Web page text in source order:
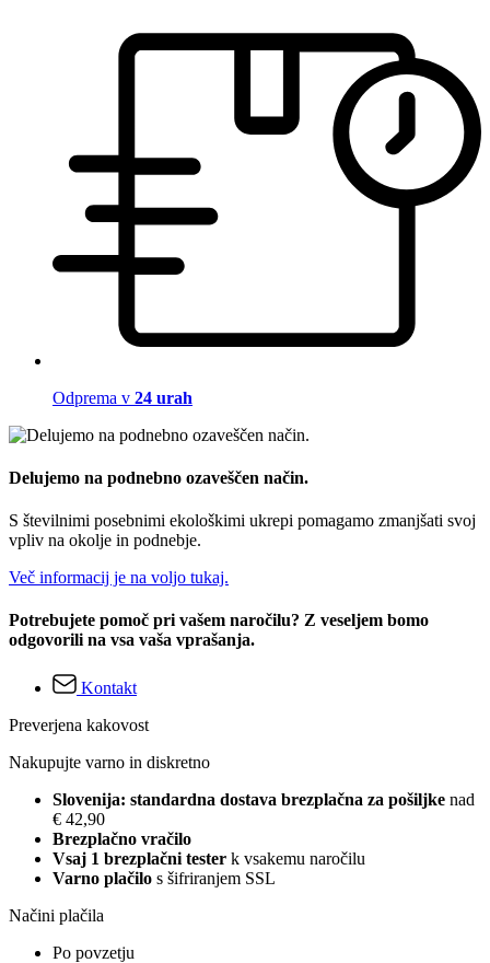
Odprema v 24 urah
Delujemo na podnebno ozaveščen način.
S številnimi posebnimi ekološkimi ukrepi pomagamo zmanjšati svoj
vpliv na okolje in podnebje.
Več informacij je na voljo tukaj.
Potrebujete pomoč pri vašem naročilu? Z veseljem bomo
odgovorili na vsa vaša vprašanja.
Kontakt
Preverjena kakovost
Nakupujte varno in diskretno
Slovenija: standardna dostava brezplačna za pošiljke nad
€ 42,90
Brezplačno vračilo
Vsaj 1 brezplačni tester k vsakemu naročilu
Varno plačilo s šifriranjem SSL
Načini plačila
Po povzetju